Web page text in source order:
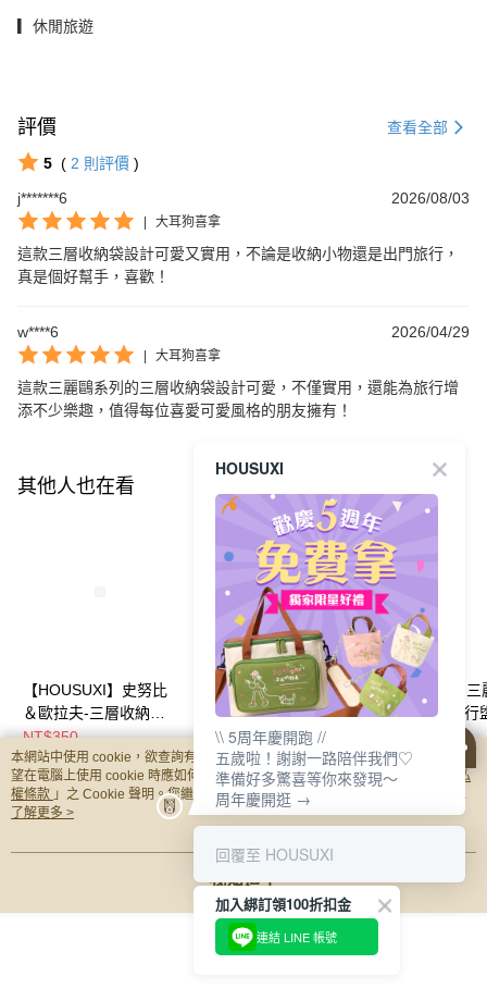
▎休閒旅遊
評價 查看全部
5 ( 2 則評價 )
j*******6
2026/08/03
| 大耳狗喜拿
這款三層收納袋設計可愛又實用，不論是收納小物還是出門旅行，
真是個好幫手，喜歡！
w****6 2026/04/29
| 大耳狗喜拿
這款三麗鷗系列的三層收納袋設計可愛，不僅實用，還能為旅行增
添不少樂趣，值得每位喜愛可愛風格的朋友擁有！
其他人也在看
【HOUSUXI】史努比
＆歐拉夫-三層收納袋
(款式任選)【5周年慶
↘三件75折】
NT$350
【HOUSUXI】三麗鷗
系列-滑很快夾鏈旅行
收納袋-六件組(款式可
選)【5周年慶↘三件75
折】
NT$170
【HOUSUXI】三
系列-可吊掛旅行
收納包(款式任選
周年慶↘三件75
你可能有興趣的商品全站排行
本網站中使用 cookie，欲查詢有關本網站使用 cookie 方式之詳情，及若您不希
望在電腦上使用 cookie 時應如何變更電腦的 cookie 設定，請參閱本網站「
隱私
權條款 」之 Cookie 聲明。您繼續使用本網站即表示您同意本公司得按本網站使
用條款之 Cookie 聲明使用 cookie。
了解更多 >
我知道了
HOUSUXI
\\ 5周年慶開跑 //
五歲啦！謝謝一路陪伴我們♡
準備好多驚喜等你來發現～
周年慶開逛 →
回覆至 HOUSUXI
加入綁訂領100折扣金
連結 LINE 帳號